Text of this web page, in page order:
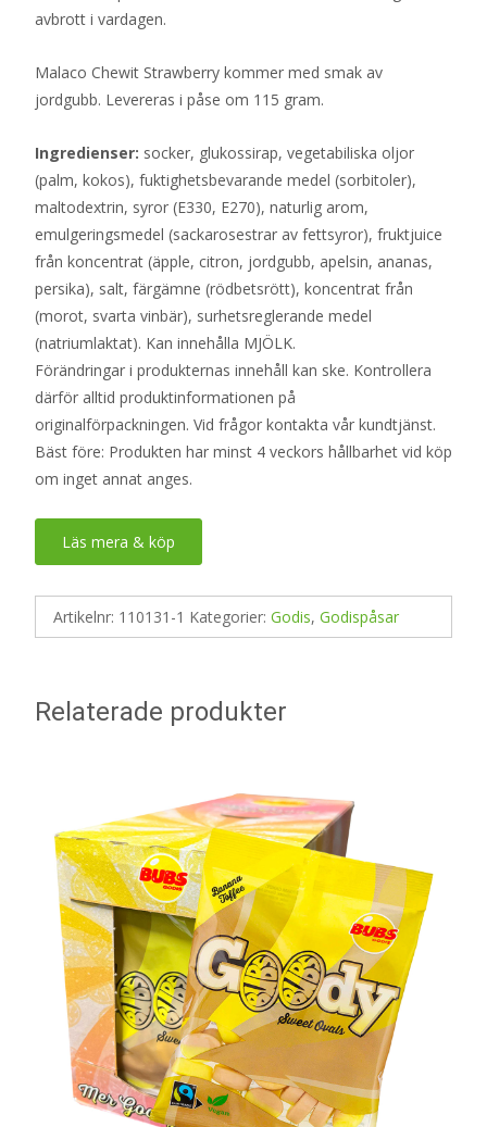
avbrott i vardagen.
Malaco Chewit Strawberry kommer med smak av
jordgubb. Levereras i påse om 115 gram.
Ingredienser: socker, glukossirap, vegetabiliska oljor
(palm, kokos), fuktighetsbevarande medel (sorbitoler),
maltodextrin, syror (E330, E270), naturlig arom,
emulgeringsmedel (sackarosestrar av fettsyror), fruktjuice
från koncentrat (äpple, citron, jordgubb, apelsin, ananas,
persika), salt, färgämne (rödbetsrött), koncentrat från
(morot, svarta vinbär), surhetsreglerande medel
(natriumlaktat). Kan innehålla MJÖLK.
Förändringar i produkternas innehåll kan ske. Kontrollera
därför alltid produktinformationen på
originalförpackningen. Vid frågor kontakta vår kundtjänst.
Bäst före: Produkten har minst 4 veckors hållbarhet vid köp
om inget annat anges.
Läs mera & köp
Artikelnr: 110131-1 Kategorier: Godis, Godispåsar
Relaterade produkter